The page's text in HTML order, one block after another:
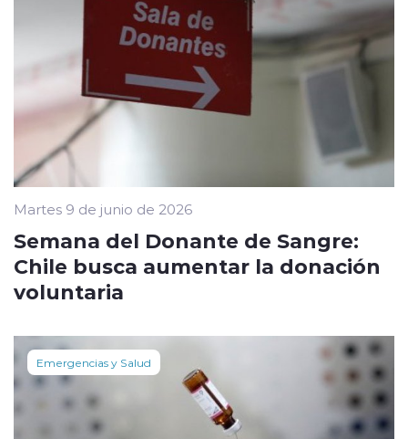
Martes 9 de junio de 2026
Semana del Donante de Sangre:
Chile busca aumentar la donación
voluntaria
Emergencias y Salud